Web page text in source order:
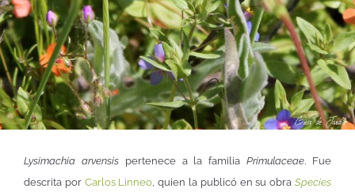
Lysimachia arvensispertenece a la familiaPrimulaceae. Fue
descrita por Carlos Linneo , quien la publicó en su obraSpecies